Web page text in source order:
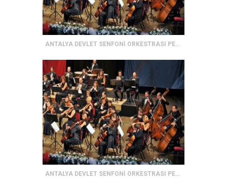
ANTALYA DEVLET SENFONİ ORKESTRASI PERİYODİK KONSERİ
ANTALYA DEVLET SENFONİ ORKESTRASI PERİYODİK KONSERİ